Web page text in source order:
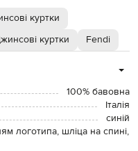
куртки
куртки Fendi
100% бавовна
Італія
синій
логотипа, шліца на спині,